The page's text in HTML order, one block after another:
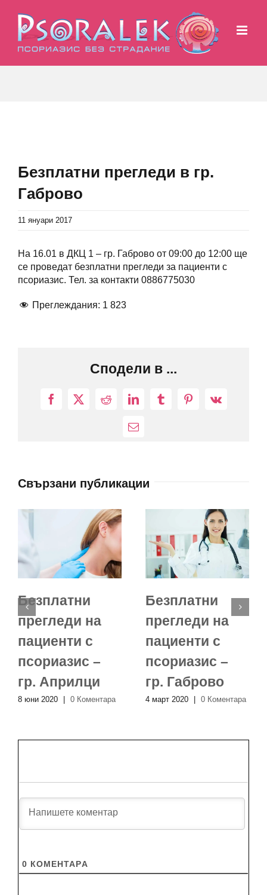
content
Image
Безплатни прегледи в гр.
Габрово
11 януари 2017
На 16.01 в ДКЦ 1 – гр. Габрово от 09:00 до 12:00 ще
се проведат безплатни прегледи за пациенти с
псориазис. Тел. за контакти 0886775030
Преглеждания: 1 823
Сподели в ...
Facebook
X RedditLinkedInTumblrPinterest
Vk
Електронна
Свързани публикации
Безплатни
прегледи на
пациенти с
псориазис –
гр. Априлци
8 юни 2020 | 0 Коментара
Безплатни
прегледи на
пациенти с
псориазис –
гр. Габрово
4 март 2020 0 Коментара
0 КОМЕНТАРA